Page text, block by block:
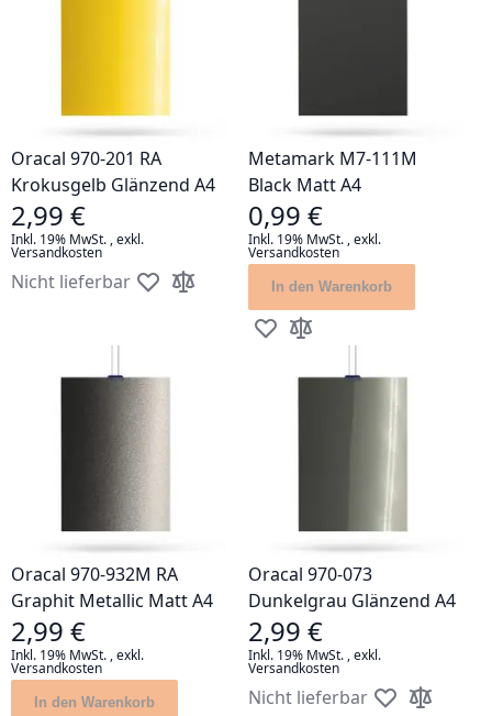
Oracal 970-201 RA
Krokusgelb Glänzend A4
2,99 €
Inkl. 19% MwSt. ,exkl.
Versandkosten
Nicht lieferbar Zur Wunschliste hinzufügen
Zur Vergleichsliste hinzufügen
Metamark M7-111M
Black Matt A4
0,99 €
Inkl. 19% MwSt. ,exkl.
Versandkosten
In den Warenkorb
Zur Wunschliste hinzufügen
Zur Vergleichsliste
Oracal 970-932M RA
Graphit Metallic Matt A4
2,99 €
Inkl. 19% MwSt. ,exkl.
Versandkosten
In den Warenkorb
Oracal 970-073
Dunkelgrau Glänzend A4
2,99 €
Inkl. 19% MwSt. ,exkl.
Versandkosten
Nicht lieferbar Zur Zur